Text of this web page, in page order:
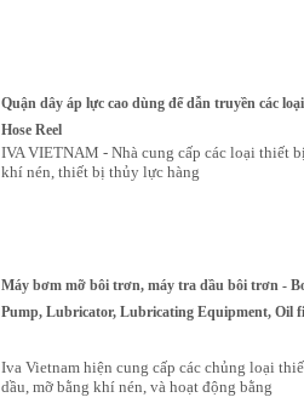
Quận dây áp lực cao dùng để dẫn truyền các
Hose Reel
IVA VIETNAM - Nhà cung cấp các loại thiết
khí nén, thiết bị thủy lực hàng
Máy bơm mỡ bôi trơn, máy tra dầu bôi trơn -
Pump, Lubricator, Lubricating Equipment, Oil
Iva Vietnam hiện cung cấp các chủng loại
dầu, mỡ bằng khí nén, và hoạt động bằng